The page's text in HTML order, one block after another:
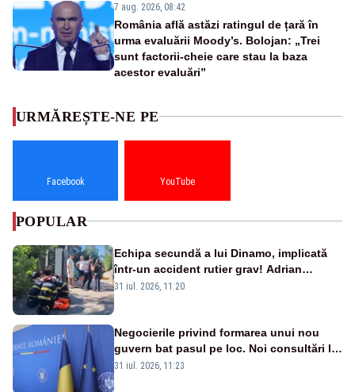
7 aug. 2026, 08:42
România află astăzi ratingul de țară în
urma evaluării Moody’s. Bolojan: „Trei
sunt factorii-cheie care stau la baza
acestor evaluări”
URMĂREȘTE-NE PE
Facebook YouTube
POPULAR
Echipa secundă a lui Dinamo, implicată
într-un accident rutier grav! Adrian
Ropotan a fost resuscitat
31 iul. 2026, 11:20
Negocierile privind formarea unui nou
guvern bat pasul pe loc. Noi consultări la
Cotroceni, așteptate după mijlocul lunii
31 iul. 2026, 11:23